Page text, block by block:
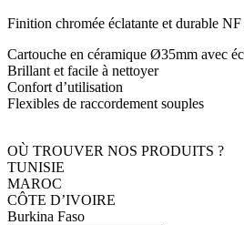
Finition chromée éclatante et durable
Cartouche en céramique Ø35mm avec
Brillant et facile à nettoyer
Confort d’utilisation
Flexibles de raccordement souples
OÙ TROUVER NOS PRODUITS ?
TUNISIE
MAROC
CÔTE D’IVOIRE
Burkina Faso